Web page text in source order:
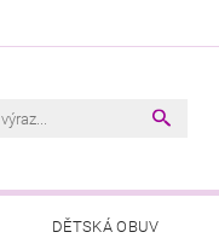
DĚTSKÁ OBUV